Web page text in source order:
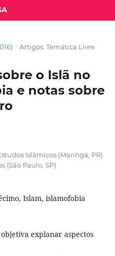
/ Artigos: Temática Livre
o Islã no
e notas sobre
Islâmicos (Maringá, PR)
(São Paulo, SP)
Islam, islamofobia
explanar aspectos